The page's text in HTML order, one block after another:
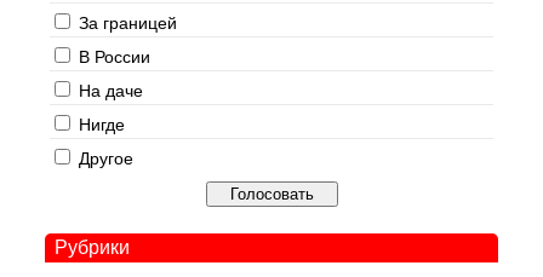
За границей
В России
На даче
Нигде
Другое
Рубрики